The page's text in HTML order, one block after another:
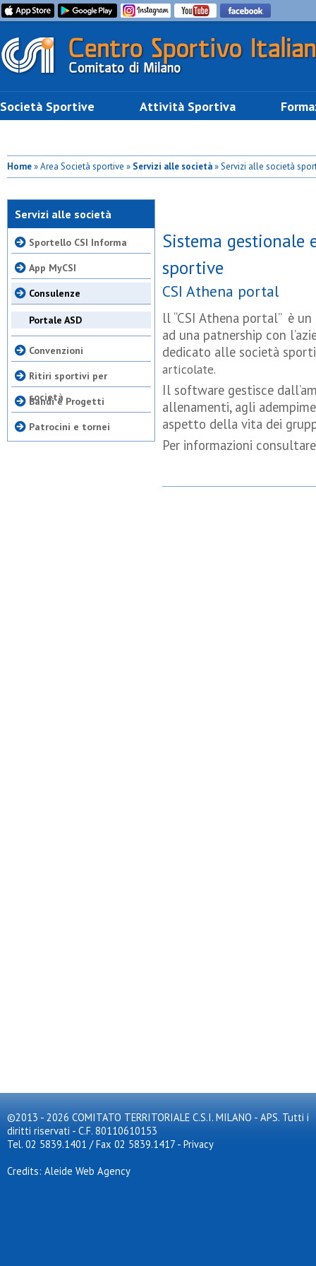
Società Sportive Attività Sportiva
Home» Area Società sportive » Servizi alle società» Servizi alle società
Servizi alle società
Sportello CSI Informa
App MyCSI
Consulenze
Portale ASD
Convenzioni
Ritiri sportivi per
società
Bandi e Progetti
Patrocini e tornei
Sistema gestionale
sportive
CSI Athena portal
ll “CSI Athena portal” è
ad una patnership con
dedicato alle società
articolate.
Il software gestisce
allenamenti, agli
aspetto della vita dei
Per informazioni
©2013 - 2026 COMITATO TERRITORIALE C.S.I. MILANO - APS. Tutti i
diritti riservati - C.F. 80110610153
Tel. 02 5839.1401 / Fax 02 5839.1417 - Privacy
Credits: Aleide Web Agency